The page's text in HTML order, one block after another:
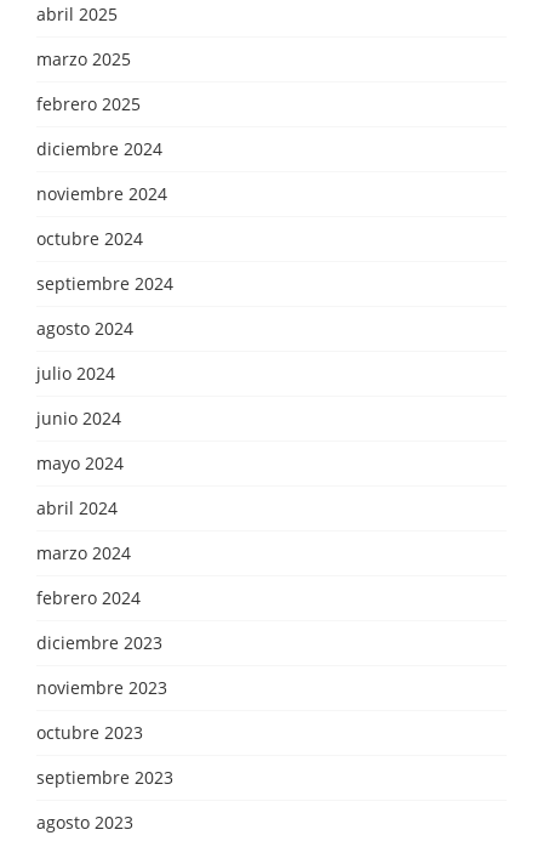
abril 2025
marzo 2025
febrero 2025
diciembre 2024
noviembre 2024
octubre 2024
septiembre 2024
agosto 2024
julio 2024
junio 2024
mayo 2024
abril 2024
marzo 2024
febrero 2024
diciembre 2023
noviembre 2023
octubre 2023
septiembre 2023
agosto 2023